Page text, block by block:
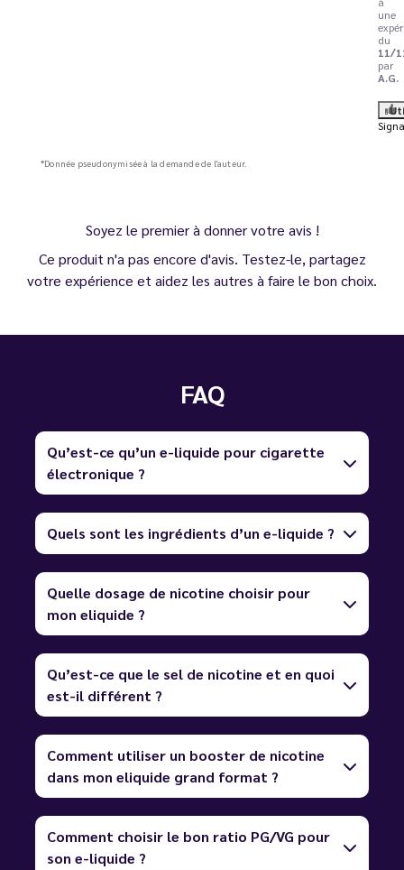
une
du
11/
par
A.G.
*Donnée pseudonymisée à la demande de l'auteur.
Soyez le premier à donner votre avis !
Ce produit n'a pas encore d'avis. Testez-le, partagez
votre expérience et aidez les autres à faire le bon choix.
FAQ
Qu’est-ce qu’un e-liquide pour cigarette
électronique ?
Quels sont les ingrédients d’un e-liquide ?
Quelle dosage de nicotine choisir pour
mon eliquide ?
Qu’est-ce que le sel de nicotine et en quoi
est-il différent ?
Comment utiliser un booster de nicotine
dans mon eliquide grand format ?
Comment choisir le bon ratio PG/VG pour
son e-liquide ?